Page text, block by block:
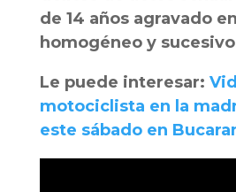
de 14 años agravado
homogéneo y
Le puede interesar:
motociclista en la
este sábado en